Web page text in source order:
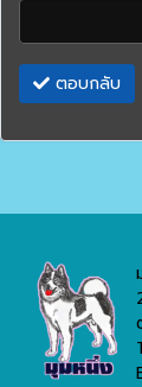
ตอบกลับ